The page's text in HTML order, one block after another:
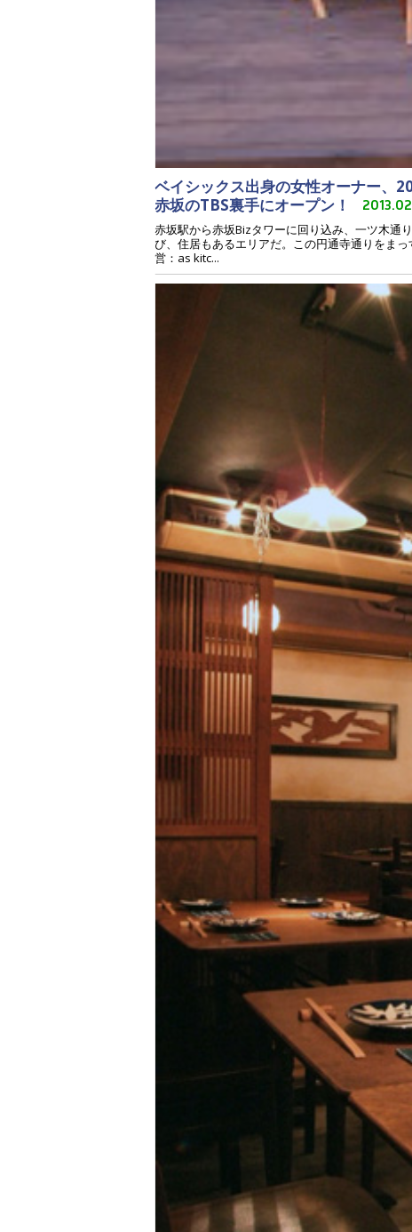
ベイシックス出身の女性オーナー、
赤坂のTBS裏手にオープン！
赤坂駅から赤坂Bizタワーに回り込み、一ツ木通
び、住居もあるエリアだ。この円通寺通りをま
営：as kitc...